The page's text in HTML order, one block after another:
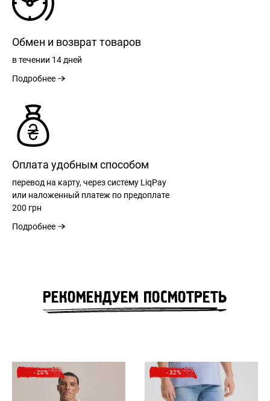
Обмен и возврат товаров
в течении 14 дней
Подробнее
Оплата удобным способом
перевод на карту, через систему LiqPay
или наложенный платеж по предоплате
200 грн
Подробнее
РЕКОМЕНДУЕМ ПОСМОТРЕТЬ
- 20% - 32%
ЗАБЫЛИ ПАРОЛЬ?
ШИРИНА ПОЯСА
44
45
см
47
см
см